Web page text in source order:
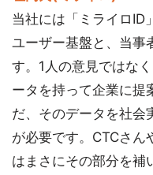
当社には「ミライロID
ユーザー基盤と、当事
す。1人の意見ではな
ータを持って企業に提
だ、そのデータを社会
が必要です。CTCさん
はまさにその部分を補